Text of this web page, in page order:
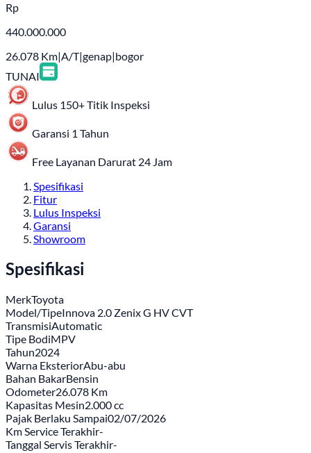
Rp
440.000.000
26.078 Km|A/T|genap|bogor
TUNAI
Lulus 150+ Titik Inspeksi
Garansi 1 Tahun
Free Layanan Darurat 24 Jam
Spesifikasi
Fitur
Lulus Inspeksi
Garansi
Showroom
Spesifikasi
MerkToyota
Model/TipeInnova 2.0 Zenix G HV CVT
TransmisiAutomatic
Tipe BodiMPV
Tahun2024
Warna EksteriorAbu-abu
Bahan BakarBensin
Odometer26.078 Km
Kapasitas Mesin2.000 cc
Pajak Berlaku Sampai02/07/2026
Km Service Terakhir-
Tanggal Servis Terakhir-